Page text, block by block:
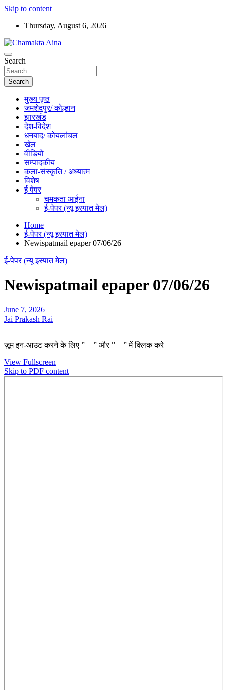
Skip to content
Thursday, August 6, 2026
Chamakta Aina
Hindi News Paper – Jharkhand
Search
Search
मुख्य पृष्ठ
जमशेदपुर/ कोल्हान
झारखंड
देश-विदेश
धनबाद/ कोयलांचल
खेल
वीडियो
सम्पादकीय
कला-संस्कृति / अध्यात्म
विशेष
ई पेपर
चमकता आईना
ई-पेपर (न्यू इस्पात मेल)
Home
ई-पेपर (न्यू इस्पात मेल)
Newispatmail epaper 07/06/26
ई-पेपर (न्यू इस्पात मेल)
Newispatmail epaper 07/06/26
June 7, 2026
Jai Prakash Rai
ज़ूम इन-आउट करने के लिए ” + ” और ” – ” में क्लिक करे
View Fullscreen
Skip to PDF content